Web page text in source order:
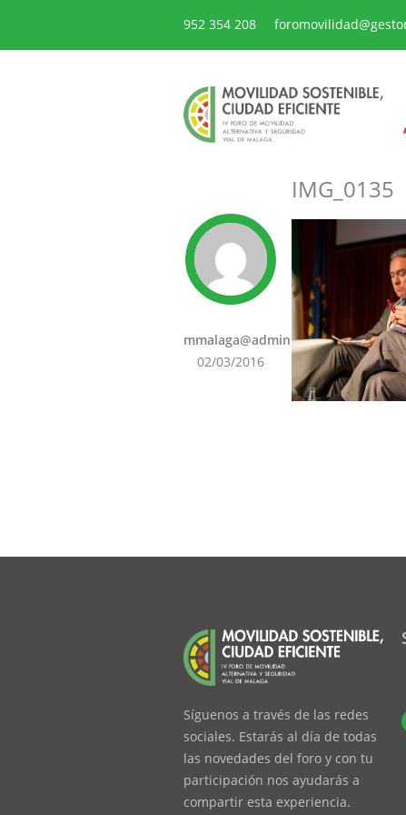
952 354 208
mmalaga@admin
02/03/2016
IMG_0135
Síguenos a través de las redes
sociales. Estarás al día de todas
las novedades del foro y con tu
participación nos ayudarás a
compartir esta experiencia.